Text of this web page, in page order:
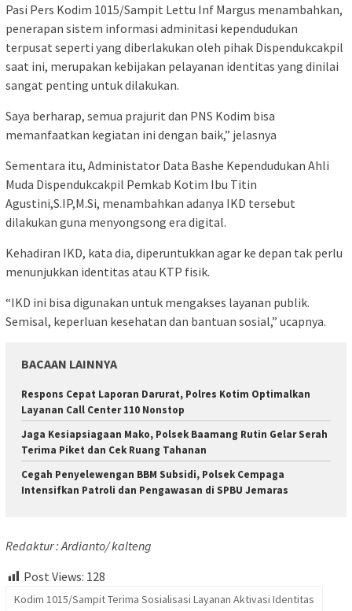
Pasi Pers Kodim 1015/Sampit Lettu Inf Margus menambahkan,
penerapan sistem informasi adminitasi kependudukan
terpusat seperti yang diberlakukan oleh pihak Dispendukcakpil
saat ini, merupakan kebijakan pelayanan identitas yang dinilai
sangat penting untuk dilakukan.
Saya berharap, semua prajurit dan PNS Kodim bisa
memanfaatkan kegiatan ini dengan baik,” jelasnya
Sementara itu, Administator Data Bashe Kependudukan Ahli
Muda Dispendukcakpil Pemkab Kotim Ibu Titin
Agustini,S.IP,M.Si, menambahkan adanya IKD tersebut
dilakukan guna menyongsong era digital.
Kehadiran IKD, kata dia, diperuntukkan agar ke depan tak perlu
menunjukkan identitas atau KTP fisik.
“IKD ini bisa digunakan untuk mengakses layanan publik.
Semisal, keperluan kesehatan dan bantuan sosial,” ucapnya.
BACAAN LAINNYA
Respons Cepat Laporan Darurat, Polres Kotim Optimalkan
Layanan Call Center 110 Nonstop
Jaga Kesiapsiagaan Mako, Polsek Baamang Rutin Gelar Serah
Terima Piket dan Cek Ruang Tahanan
Cegah Penyelewengan BBM Subsidi, Polsek Cempaga
Intensifkan Patroli dan Pengawasan di SPBU Jemaras
Redaktur : Ardianto/ kalteng
Post Views: 128
Kodim 1015/Sampit Terima Sosialisasi Layanan Aktivasi Identitas